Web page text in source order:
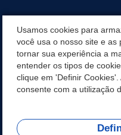
📱🩺 SAUDE CONECTADA
🎭 UMBUZEIRO NOTÍCIAS
Usamos cookies para
você usa o nosso site e as
tornar sua experiência a
entender os tipos de
clique em 'Definir
consente com a utilização